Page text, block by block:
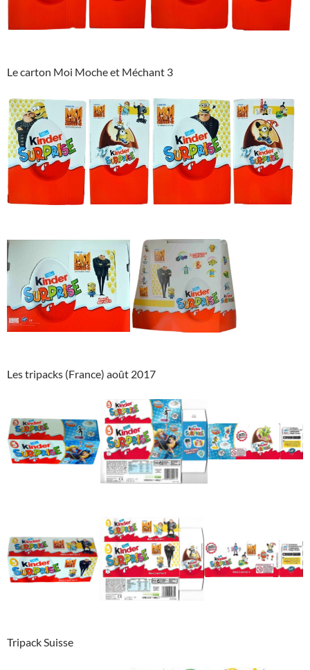
Le carton Moi Moche et Méchant 3
Les tripacks (France) août 2017
Tripack Suisse